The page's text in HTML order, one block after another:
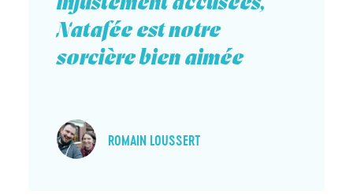
Natafée est notre
sorcière bien aimée
ROMAIN LOUSSERT